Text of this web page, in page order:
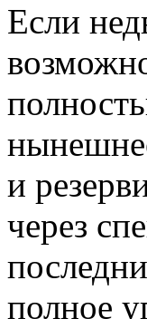
Если
и
через
полное